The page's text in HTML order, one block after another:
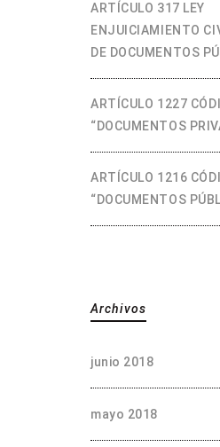
ARTÍCULO 317 LEY
ENJUICIAMIENTO
DE DOCUMENTOS
ARTÍCULO 1227
“DOCUMENTOS
ARTÍCULO 1216
“DOCUMENTOS
Archivos
junio 2018
mayo 2018